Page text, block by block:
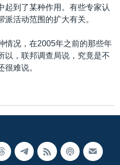
起到了某种作用。有些专家认
活动范围的扩大有关。
情况，在2005年之前的那些年
以，联邦调查局说，究竟是不
难说。